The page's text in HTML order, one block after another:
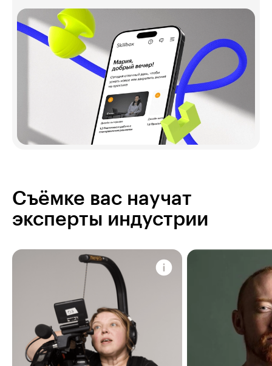
Съёмке вас научат
эксперты индустрии